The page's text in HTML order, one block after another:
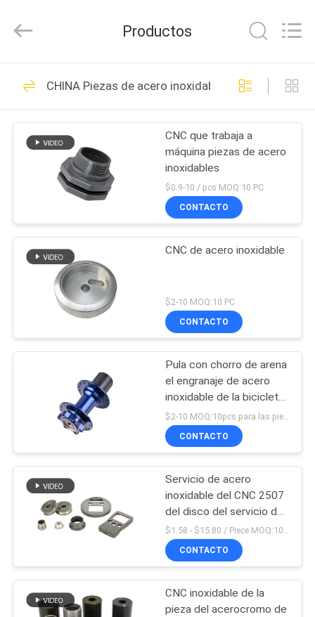
CASA.
PRODUCTOS
SOBRE
RECORRIDO
CONTROL
CALIDAD
CONTACTA
CON
NOSOTROS
SOLICITAR
Tuofa
Technology
All
Reserved.
Piezas que trabajan
a máquina del CNC
306
Piezas que muelen
del CNC
102
componentes
dados vuelta CNC
Piezas del titanio
del CNC
35
Productos
CHINA Piezas de acero inoxidables del CNC
CNC que trabaja a
máquina piezas de acero
inoxidables
$0.9-10 / pcs MOQ:10 PC
CONTACTO
CNC de acero inoxidable
$2-10 MOQ:10 PC
CONTACTO
Pula con chorro de arena
el engranaje de acero
inoxidable de la bicicleta
de las piezas Ra3.2 del
CNC de la tolerancia de
CMM 0.2m m
CONTACTO
Servicio de acero
inoxidable del CNC 2507
del disco del servicio del
CMC que trabaja a
máquina
$1.58 - $15.80 / Piece MOQ:10 piezas
CONTACTO
CNC inoxidable de la
pieza del acerocromo de